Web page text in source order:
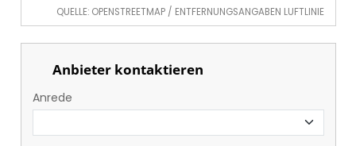
QUELLE: OPENSTREETMAP / ENTFERNUNGSANGABEN LUFTLINIE
Anbieter kontaktieren
Anrede